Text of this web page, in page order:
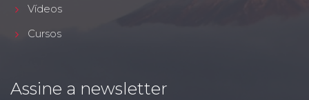
Vídeos
Cursos
Assine a newsletter